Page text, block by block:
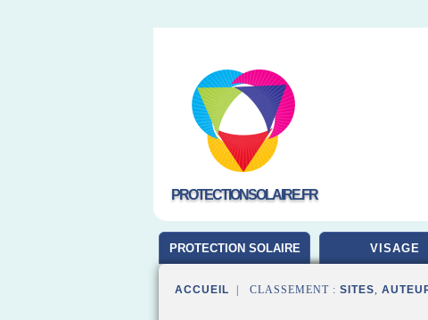
PROTECTIONSOLAIRE.FR
PROTECTION SOLAIRE VISAGE
ACCUEIL | CLASSEMENT : SITES,